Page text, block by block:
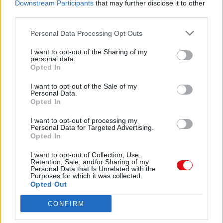
Downstream Participants that may further disclose it to other
Personal Data Processing Opt Outs
I want to opt-out of the Sharing of my
personal data.
Opted In
I want to opt-out of the Sale of my
Personal Data.
Opted In
I want to opt-out of processing my
Personal Data for Targeted Advertising.
Opted In
I want to opt-out of Collection, Use,
Retention, Sale, and/or Sharing of my
Personal Data that Is Unrelated with the
Purposes for which it was collected.
Opted Out
CONFIRM
 
   

 


  
  

  
  



Descargar
Comparte el documento
Enlace a esta página